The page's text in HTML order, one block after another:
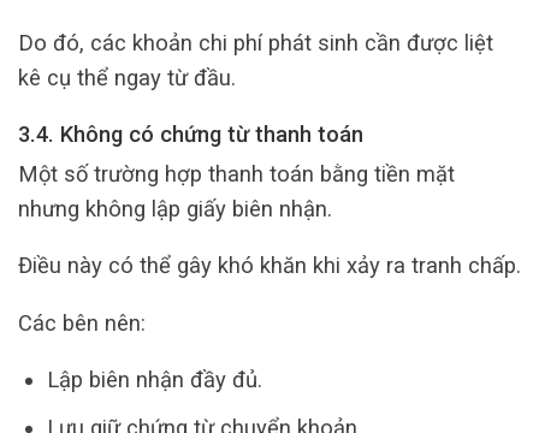
Do đó, các khoản chi phí phát sinh cần được liệt
kê cụ thể ngay từ đầu.
3.4. Không có chứng từ thanh toán
Một số trường hợp thanh toán bằng tiền mặt
nhưng không lập giấy biên nhận.
Điều này có thể gây khó khăn khi xảy ra tranh chấp.
Các bên nên:
Lập biên nhận đầy đủ.
Lưu giữ chứng từ chuyển khoản.